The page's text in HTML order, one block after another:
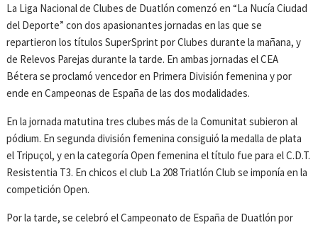
La Liga Nacional de Clubes de Duatlón comenzó en “La Nucía Ciudad
del Deporte” con dos apasionantes jornadas en las que se
repartieron los títulos SuperSprint por Clubes durante la mañana, y
de Relevos Parejas durante la tarde. En ambas jornadas el CEA
Bétera se proclamó vencedor en Primera División femenina y por
ende en Campeonas de España de las dos modalidades.
En la jornada matutina tres clubes más de la Comunitat subieron al
pódium. En segunda división femenina consiguió la medalla de plata
el Tripuçol, y en la categoría Open femenina el título fue para el C.D.T.
Resistentia T3. En chicos el club La 208 Triatlón Club se imponía en la
competición Open.
Por la tarde, se celebró el Campeonato de España de Duatlón por